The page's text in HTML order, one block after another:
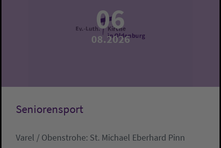
06
08.2026
Seniorensport
Varel / Obenstrohe: St. Michael Eberhard Pinn